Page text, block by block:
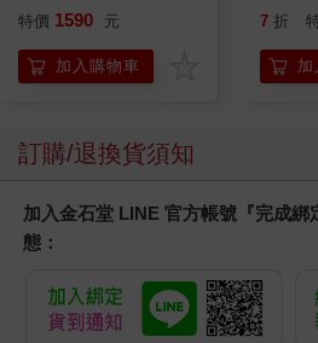
Palpagos（日文版一
特價 1590 元
加入購物車
7 折
加
訂購/退換貨須知
加入金石堂 LINE 官方帳號『完成綁
態：